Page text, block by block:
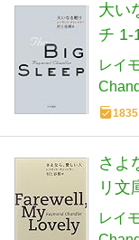
大い
チ 1-
レイ
1835
さよ
リ文
レイ